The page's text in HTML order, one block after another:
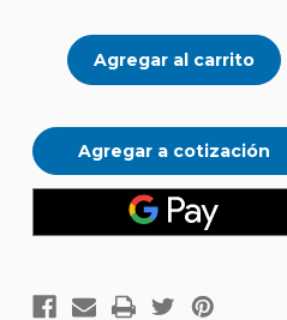
medidor
de
dureza
Agregar a cotización